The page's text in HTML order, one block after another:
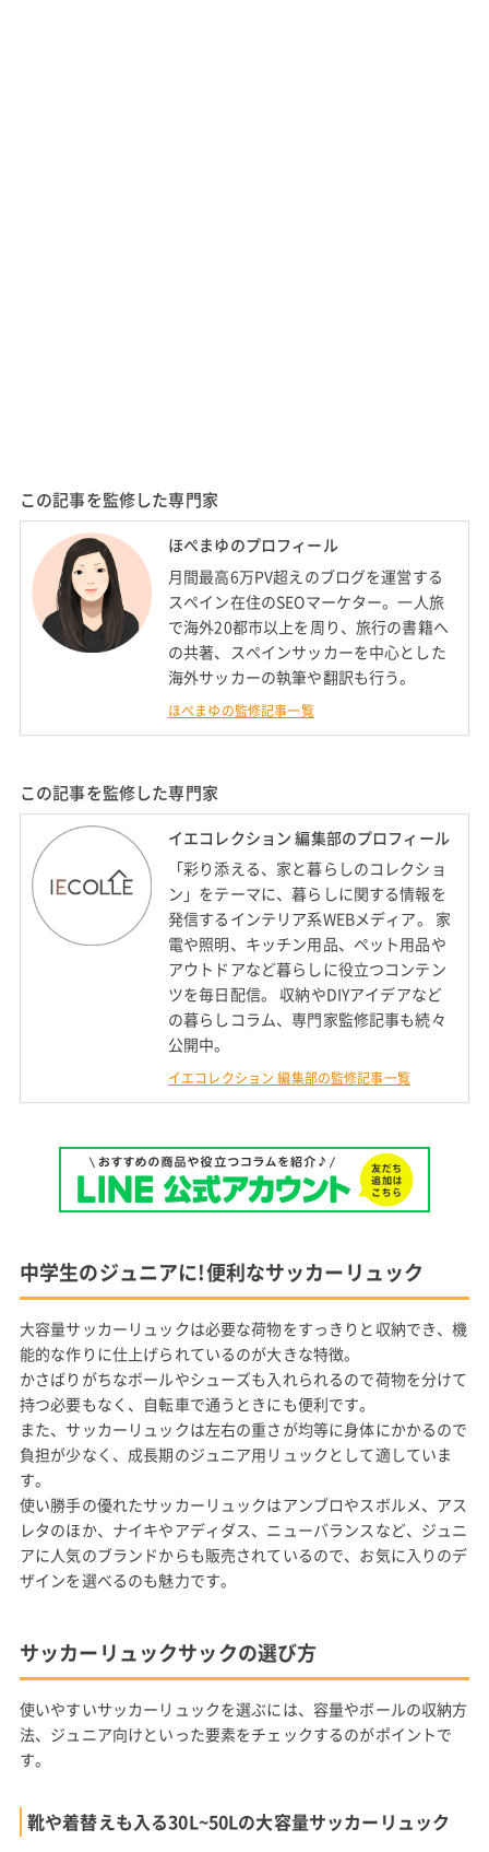
この記事を監修した専門家
ほぺまゆのプロフィール
月間最高6万PV超えのブログを運営する
スペイン在住のSEOマーケター。一人旅
で海外20都市以上を周り、旅行の書籍へ
の共著、スペインサッカーを中心とした
海外サッカーの執筆や翻訳も行う。
ほぺまゆの監修記事一覧
この記事を監修した専門家
イエコレクション 編集部のプロフィール
「彩り添える、家と暮らしのコレクショ
ン」をテーマに、暮らしに関する情報を
発信するインテリア系WEBメディア。 家
電や照明、キッチン用品、ペット用品や
アウトドアなど暮らしに役立つコンテン
ツを毎日配信。 収納やDIYアイデアなど
の暮らしコラム、専門家監修記事も続々
公開中。
イエコレクション 編集部の監修記事一覧
中学生のジュニアに!便利なサッカーリュック
大容量サッカーリュックは必要な荷物をすっきりと収納でき、機
能的な作りに仕上げられているのが大きな特徴。
かさばりがちなボールやシューズも入れられるので荷物を分けて
持つ必要もなく、自転車で通うときにも便利です。
また、サッカーリュックは左右の重さが均等に身体にかかるので
負担が少なく、成長期のジュニア用リュックとして適していま
す。
使い勝手の優れたサッカーリュックはアンブロやスボルメ、アス
レタのほか、ナイキやアディダス、ニューバランスなど、ジュニ
アに人気のブランドからも販売されているので、お気に入りのデ
ザインを選べるのも魅力です。
サッカーリュックサックの選び方
使いやすいサッカーリュックを選ぶには、容量やボールの収納方
法、ジュニア向けといった要素をチェックするのがポイントで
す。
靴や着替えも入る30L~50Lの大容量サッカーリュック